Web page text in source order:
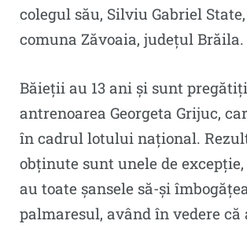
colegul său, Silviu Gabriel
comuna Zăvoaia, județul Brăila.
Băieții au 13 ani și sunt
antrenoarea Georgeta Grijuc,
în cadrul lotului național.
obținute sunt unele de
au toate șansele să-și
palmaresul, având în vedere că